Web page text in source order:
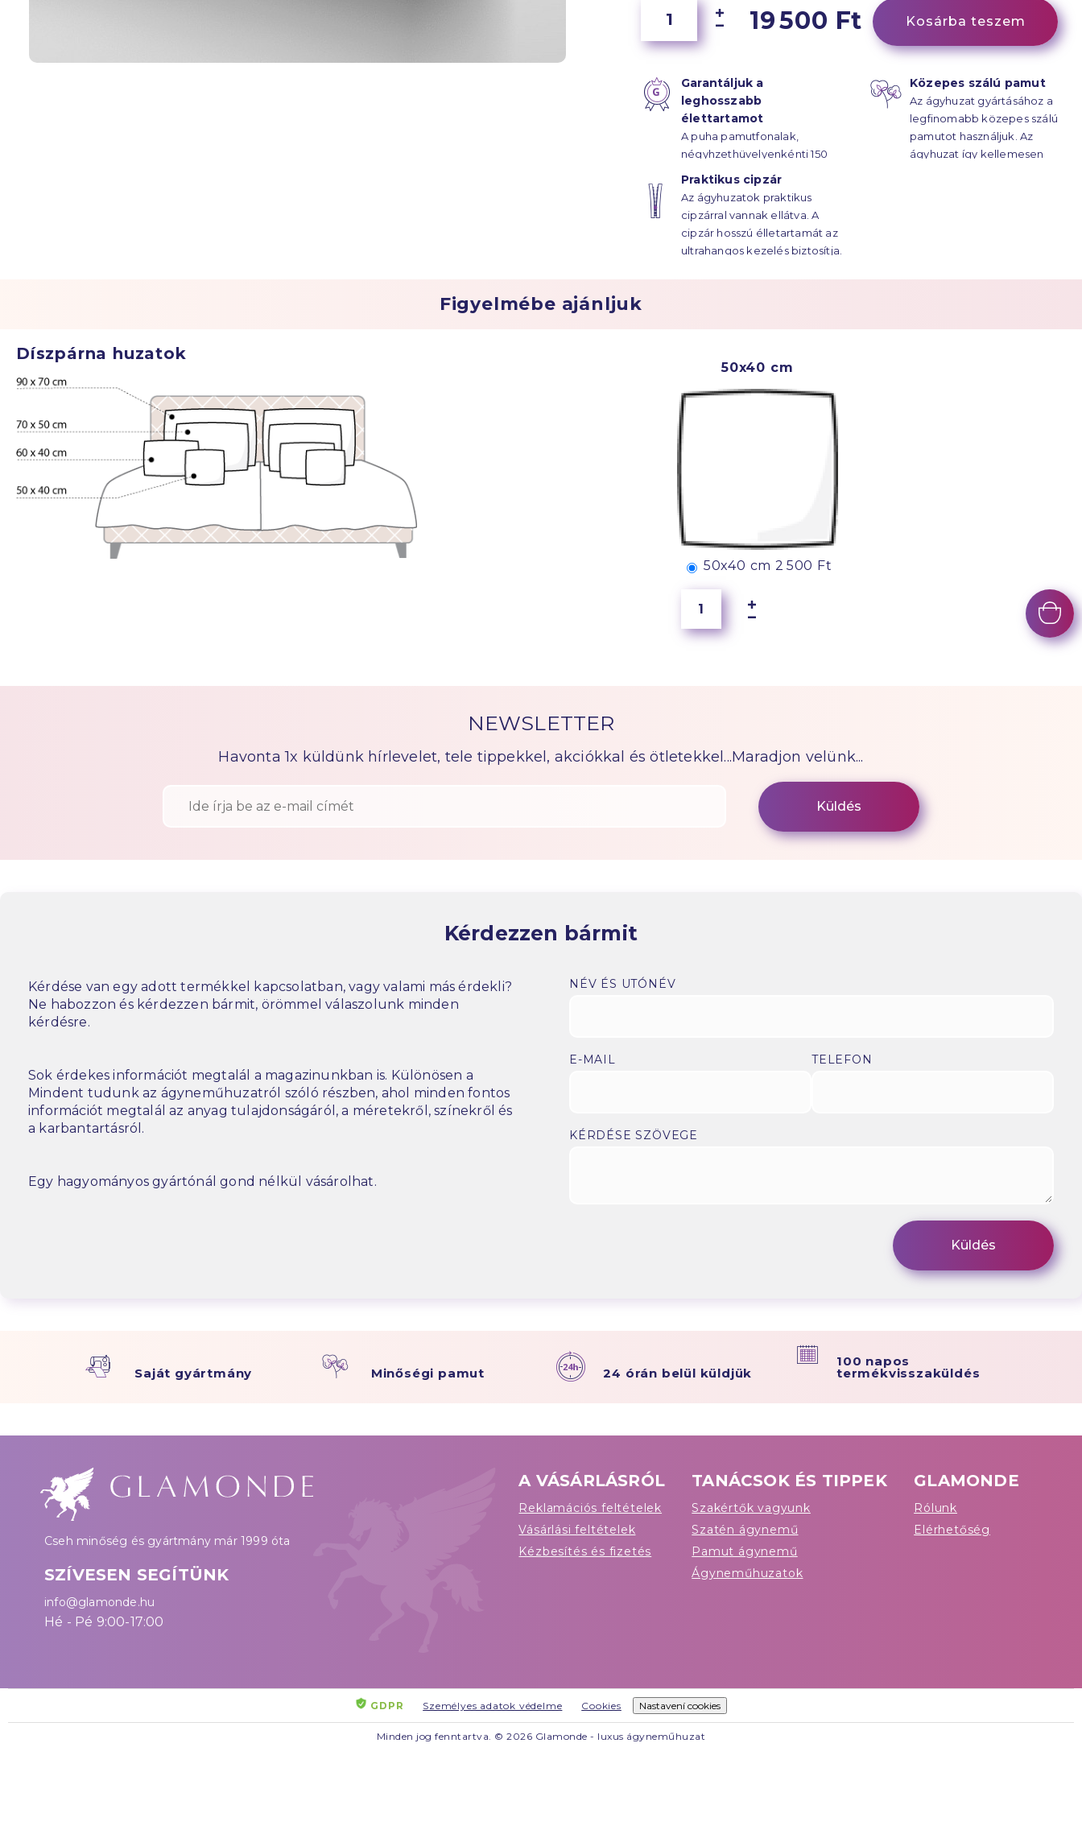
19 500 Ft Kosárba teszem
Garantáljuk a
leghosszabb
élettartamot
A puha pamutfonalak,
négyhzethüvelyenkénti 150
szál sűrűsségű kötésének
hála, az ágyhuzatok
élettartama évtizedekre
húzódik.
Közepes szálú pamut
Az ágyhuzat gyártásához a
legfinomabb közepes szálú
pamutot használjuk. Az
ágyhuzat így kellemesen
Praktikus cipzár
Az ágyhuzatok praktikus
cipzárral vannak ellátva. A
cipzár hosszú élletartamát az
ultrahangos kezelés biztosítja.
Figyelmébe ajánljuk
Díszpárna huzatok
50x40 cm
50x40 cm 2 500 Ft
NEWSLETTER
Havonta 1x küldünk hírlevelet, tele tippekkel, akciókkal és ötletekkel...Maradjon velünk...
Kérdezzen bármit
Kérdése van egy adott termékkel kapcsolatban, vagy valami más érdekli?
Ne habozzon és kérdezzen bármit, örömmel válaszolunk minden
kérdésre.
Sok érdekes információt megtalál a magazinunkban is. Különösen a
Mindent tudunk az ágyneműhuzatról szóló részben, ahol minden fontos
információt megtalál az anyag tulajdonságáról, a méretekről, színekről és
a karbantartásról.
Egy hagyományos gyártónál gond nélkül vásárolhat.
NÉV ÉS UTÓNÉV
E-MAIL TELEFON
KÉRDÉSE SZÖVEGE
Saját gyártmány Minőségi pamut 24 órán belül küldjük
100 napos
termékvisszaküldés
Cseh minőség és gyártmány már 1999 óta
SZÍVESEN SEGÍTÜNK
info@glamonde.hu
Hé - Pé 9:00-17:00
A VÁSÁRLÁSRÓL
Reklamációs feltételek
Vásárlási feltételek
Kézbesítés és fizetés
TANÁCSOK ÉS TIPPEK
Szakértők vagyunk
Szatén ágynemű
Pamut ágynemű
Ágyneműhuzatok
GLAMONDE
Rólunk
Elérhetőség
GDPR Személyes adatok védelme Cookies Nastavení cookies
Minden jog fenntartva. © 2026 Glamonde - luxus ágyneműhuzat